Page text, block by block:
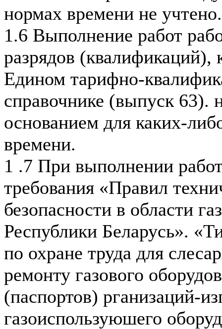
нормах времени не учтено.
1.6 Выполнение работ
разрядов (квалификаций),
Едином тарифно-
справочнике (выпуск 63).
основанием для каких-
времени.
1 .7 При выполнении
требования «Правил
безопасности в области
Республики Беларусь».
по охране труда для
ремонту газового
(паспортов) рганизаций-
газоиспользуюшего